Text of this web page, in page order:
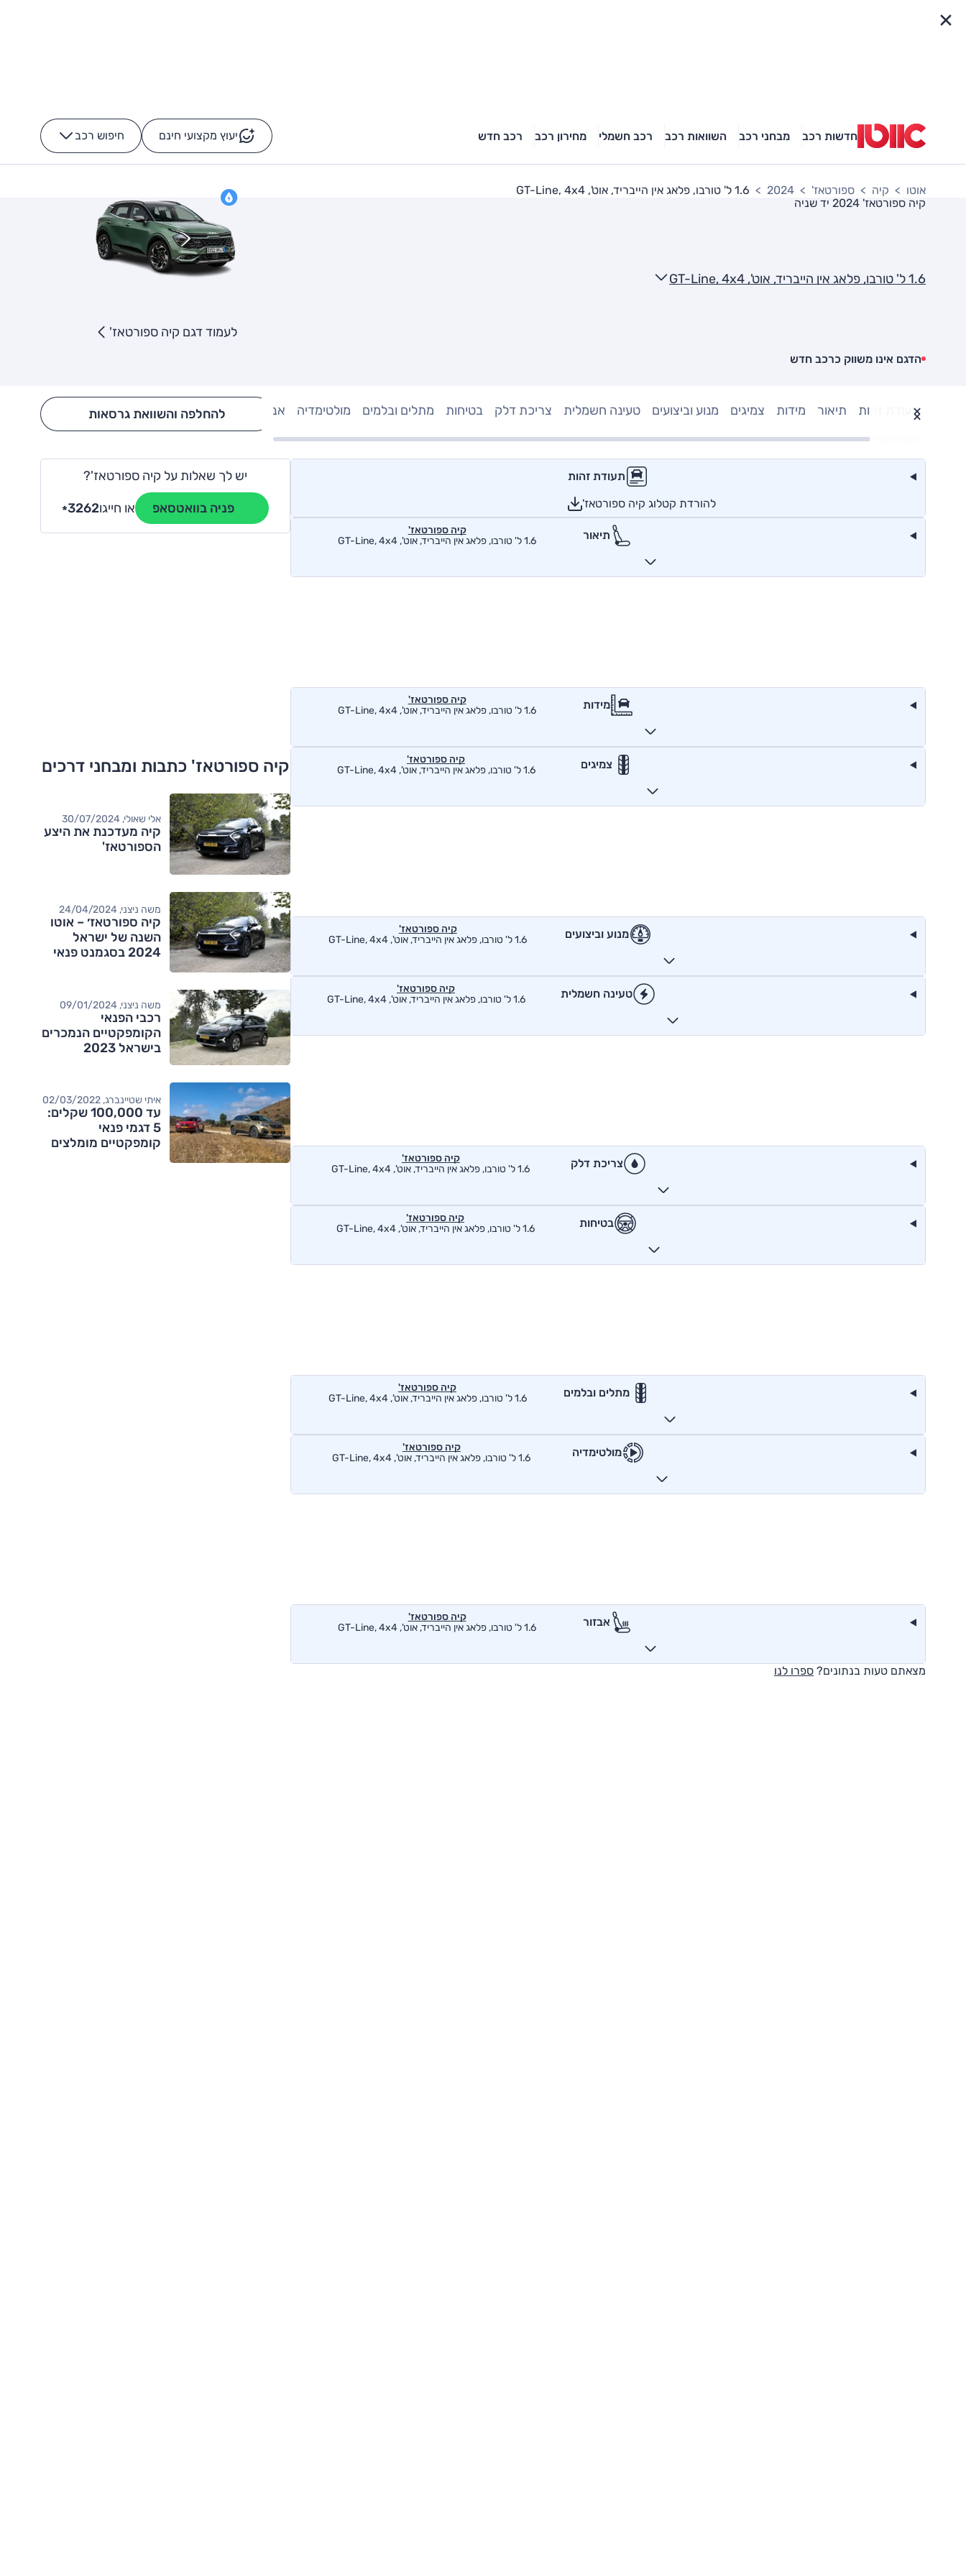
חדשות רכב מבחני רכב השוואות רכב רכב חשמלי מחירון רכב רכב חדש יעוץ מקצועי חינם חיפוש רכב -
אוטו קיה ספורטאז' 2024
1.6 ל' טורבו, פלאג אין הייבריד, אוט', GT-Line, 4x4
קיה ספורטאז' 2024
יד שניה
1.6 ל' טורבו, פלאג אין הייבריד, אוט', GT-Line, 4x4
הדגם אינו משווק כרכב חדש
לעמוד דגם קיה ספורטאז'
תעודת זהות תיאור מידות צמיגים מנוע וביצועים טעינה חשמלית צריכת דלק בטיחות מתלים ובלמים מולטימדיה אבזור Hide config section
להחלפה והשוואת גרסאות
תעודת זהות
להורדת קטלוג קיה ספורטאז'
תיאור
קיה ספורטאז'
1.6 ל' טורבו, פלאג אין הייבריד, אוט', GT-Line, 4x4
מידות
קיה ספורטאז'
1.6 ל' טורבו, פלאג אין הייבריד, אוט', GT-Line, 4x4
צמיגים
קיה ספורטאז'
1.6 ל' טורבו, פלאג אין הייבריד, אוט', GT-Line, 4x4
מנוע וביצועים
קיה ספורטאז'
1.6 ל' טורבו, פלאג אין הייבריד, אוט', GT-Line, 4x4
טעינה חשמלית
קיה ספורטאז'
1.6 ל' טורבו, פלאג אין הייבריד, אוט', GT-Line, 4x4
צריכת דלק
קיה ספורטאז'
1.6 ל' טורבו, פלאג אין הייבריד, אוט', GT-Line, 4x4
בטיחות
קיה ספורטאז'
1.6 ל' טורבו, פלאג אין הייבריד, אוט', GT-Line, 4x4
מתלים ובלמים
קיה ספורטאז'
1.6 ל' טורבו, פלאג אין הייבריד, אוט', GT-Line, 4x4
מולטימדיה
קיה ספורטאז'
1.6 ל' טורבו, פלאג אין הייבריד, אוט', GT-Line, 4x4
אבזור
קיה ספורטאז'
1.6 ל' טורבו, פלאג אין הייבריד, אוט', GT-Line, 4x4
מצאתם טעות בנתונים? ספרו לנו
יש לך שאלות על קיה ספורטאז'?
פניה בוואטסאפ או חייגו *3262
קיה ספורטאז' כתבות ומבחני דרכים
אלי שאולי, 30/07/2024
קיה מעדכנת את היצע
הספורטאז'
משה ניצני, 24/04/2024
קיה ספורטאז׳ – אוטו
השנה של ישראל
2024 בסגמנט פנאי
משה ניצני, 09/01/2024
רכבי הפנאי
הקומפקטיים הנמכרים
בישראל 2023
איתי שטיינברג, 02/03/2022
עד 100,000 שקלים:
5 דגמי פנאי
קומפקטיים מומלצים